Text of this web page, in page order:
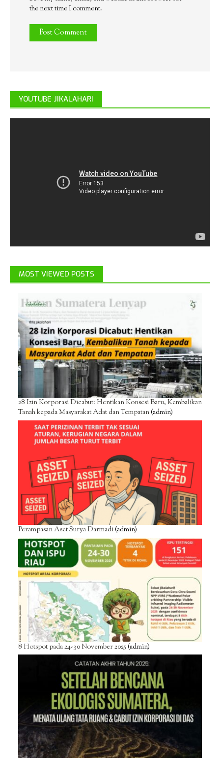
the next time I comment.
YOUTUBE JIKALAHARI
MOST VIEWED POSTS
28 Izin Korporasi Dicabut: Hentikan Konsesi Baru, Kembalikan
Tanah kepada Masyarakat Adat dan Tempatan(admin)
Perampasan Aset Surya Darmadi(admin)
8 Hotspot pada 24-30 November 2025(admin)